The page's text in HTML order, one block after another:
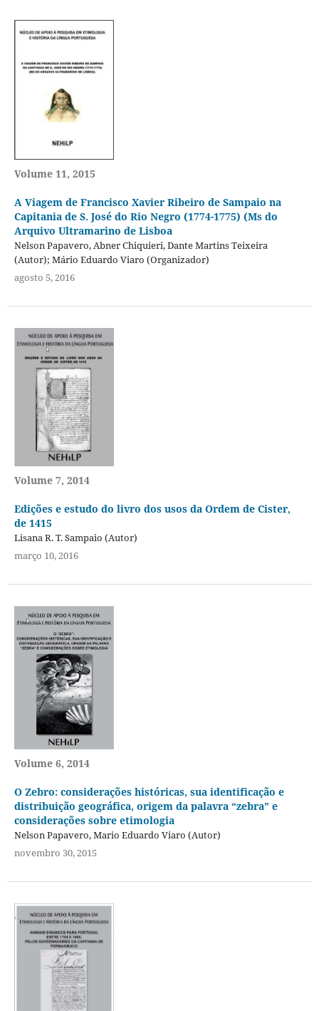
Volume 11, 2015
A Viagem de Francisco Xavier Ribeiro de Sampaio na
Capitania de S. José do Rio Negro (1774-1775) (Ms do
Arquivo Ultramarino de Lisboa
Nelson Papavero, Abner Chiquieri, Dante Martins Teixeira
(Autor); Mário Eduardo Viaro (Organizador)
agosto 5, 2016
Volume 7, 2014
Edições e estudo do livro dos usos da Ordem de Cister,
de 1415
Lisana R. T. Sampaio (Autor)
março 10, 2016
Volume 6, 2014
O Zebro: considerações históricas, sua identificação e
distribuição geográfica, origem da palavra “zebra” e
considerações sobre etimologia
Nelson Papavero, Mario Eduardo Viaro (Autor)
novembro 30, 2015